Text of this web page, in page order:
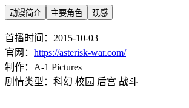
动漫简介 主要角色 观感
首播时间：2015-10-03
官网： https://asterisk-war.com/
制作：A-1 Pictures
剧情类型：科幻 校园 后宫 战斗